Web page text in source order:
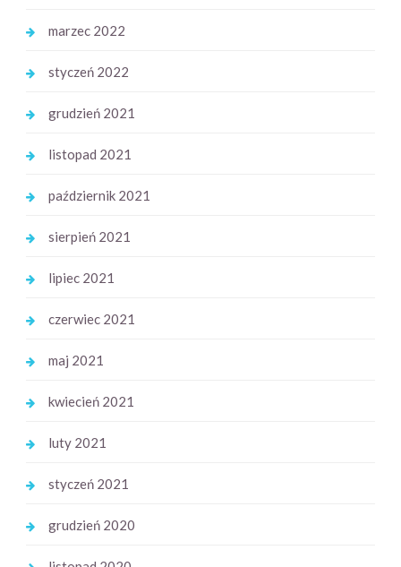
marzec 2022
styczeń 2022
grudzień 2021
listopad 2021
październik 2021
sierpień 2021
lipiec 2021
czerwiec 2021
maj 2021
kwiecień 2021
luty 2021
styczeń 2021
grudzień 2020